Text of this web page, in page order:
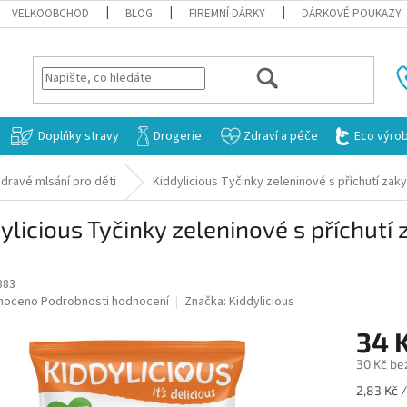
VELKOOBCHOD BLOG FIREMNÍ DÁRKY DÁRKOVÉ POUKAZY
HLEDAT
Doplňky stravy Drogerie Zdraví a péče Eco
mlsání pro děti Kiddylicious Tyčinky zeleninové s příchutí
Tyčinky zeleninové s příchutí
Podrobnosti hodnocení Značka: Kiddylicious
34
30 Kč
Měrná
2,83 Kč